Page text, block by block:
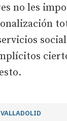
no les
VALLADOLID